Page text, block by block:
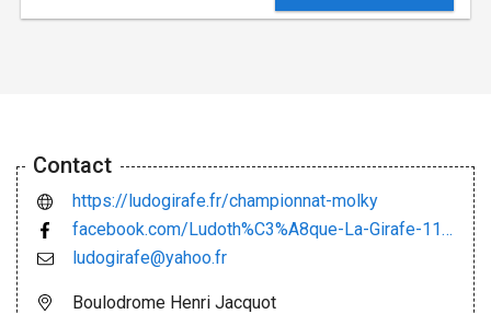
Contact
https://ludogirafe.fr/championnat-molky
facebook.com/Ludoth%C3%A8que-La-Girafe-118913221497502/
ludogirafe@yahoo.fr
Boulodrome Henri Jacquot